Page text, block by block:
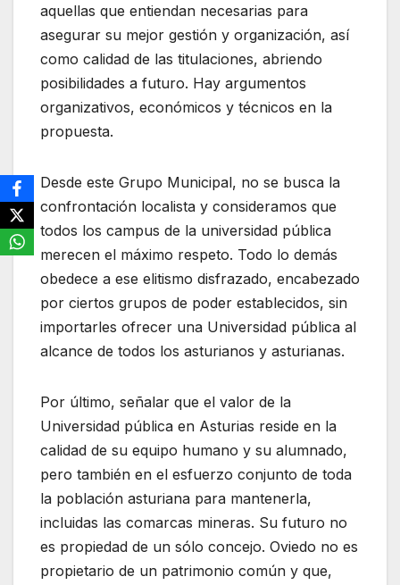
aquellas que entiendan necesarias para
asegurar su mejor gestión y organización, así
como calidad de las titulaciones, abriendo
posibilidades a futuro. Hay argumentos
organizativos, económicos y técnicos en la
propuesta.
Desde este Grupo Municipal, no se busca la
confrontación localista y consideramos que
todos los campus de la universidad pública
merecen el máximo respeto. Todo lo demás
obedece a ese elitismo disfrazado, encabezado
por ciertos grupos de poder establecidos, sin
importarles ofrecer una Universidad pública al
alcance de todos los asturianos y asturianas.
Por último, señalar que el valor de la
Universidad pública en Asturias reside en la
calidad de su equipo humano y su alumnado,
pero también en el esfuerzo conjunto de toda
la población asturiana para mantenerla,
incluidas las comarcas mineras. Su futuro no
es propiedad de un sólo concejo. Oviedo no es
propietario de un patrimonio común y que,